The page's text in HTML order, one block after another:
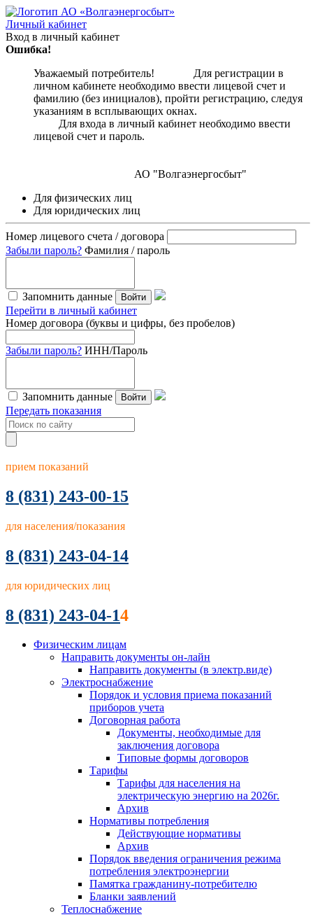
Личный кабинет
Вход в личный кабинет
Ошибка!
Уважаемый потребитель! Для регистрации в
личном кабинете необходимо ввести лицевой счет и
фамилию (без инициалов), пройти регистрацию, следуя
указаниям в всплывающих окнах.
Для входа в личный кабинет необходимо ввести
лицевой счет и пароль.
АО "Волгаэнергосбыт"
Для физических лиц
Для юридических лиц
Номер лицевого счета / договора
Забыли пароль? Фамилия / пароль
Запомнить данные Войти
Перейти в личный кабинет
Номер договора (буквы и цифры, без пробелов)
Забыли пароль? ИНН/Пароль
Запомнить данные Войти
Передать показания
прием показаний
8 (831) 243-00-15
для населения/показания
8 (831) 243-04-14
для юридических лиц
8 (831) 243-04-14
Физическим лицам
Направить документы он-лайн
Направить документы (в электр.виде)
Электроснабжение
Порядок и условия приема показаний
приборов учета
Договорная работа
Документы, необходимые для
заключения договора
Типовые формы договоров
Тарифы
Тарифы для населения на
электрическую энергию на 2026г.
Архив
Нормативы потребления
Действующие нормативы
Архив
Порядок введения ограничения режима
потребления электроэнергии
Памятка гражданину-потребителю
Бланки заявлений
Теплоснабжение